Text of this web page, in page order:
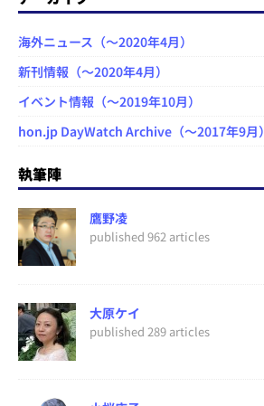
海外ニュース（～2020年4月）
新刊情報（～2020年4月）
イベント情報（～2019年10月）
hon.jp DayWatch Archive（～2017年9月）
執筆陣
鷹野凌
published 962 articles
大原ケイ
published 289 articles